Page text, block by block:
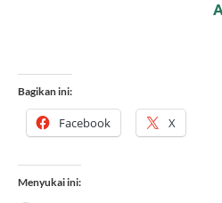
Bagikan ini:
Facebook X
Menyukai ini: